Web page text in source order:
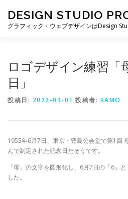
DESIGN STUDIO
グラフィック・ウェブデザインはDesign
ロゴデザイン練習「
日」
投稿日: 2022-09-01 投稿者: KAMO
1955年6月7日、東京・豊島公会堂で第1回
んで制定された記念日だそうです。
「母」の文字を図形化し、6月7日の「6」
した。